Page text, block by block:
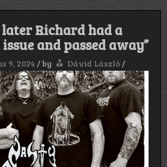
later Richard had a
and passed away”
9, 2024 /by Dávid László/